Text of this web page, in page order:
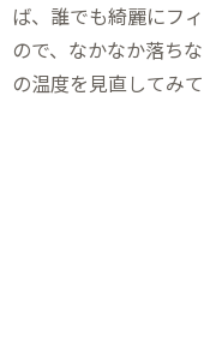
ば、誰でも綺麗にフ
ので、なかなか落ち
の温度を見直してみ